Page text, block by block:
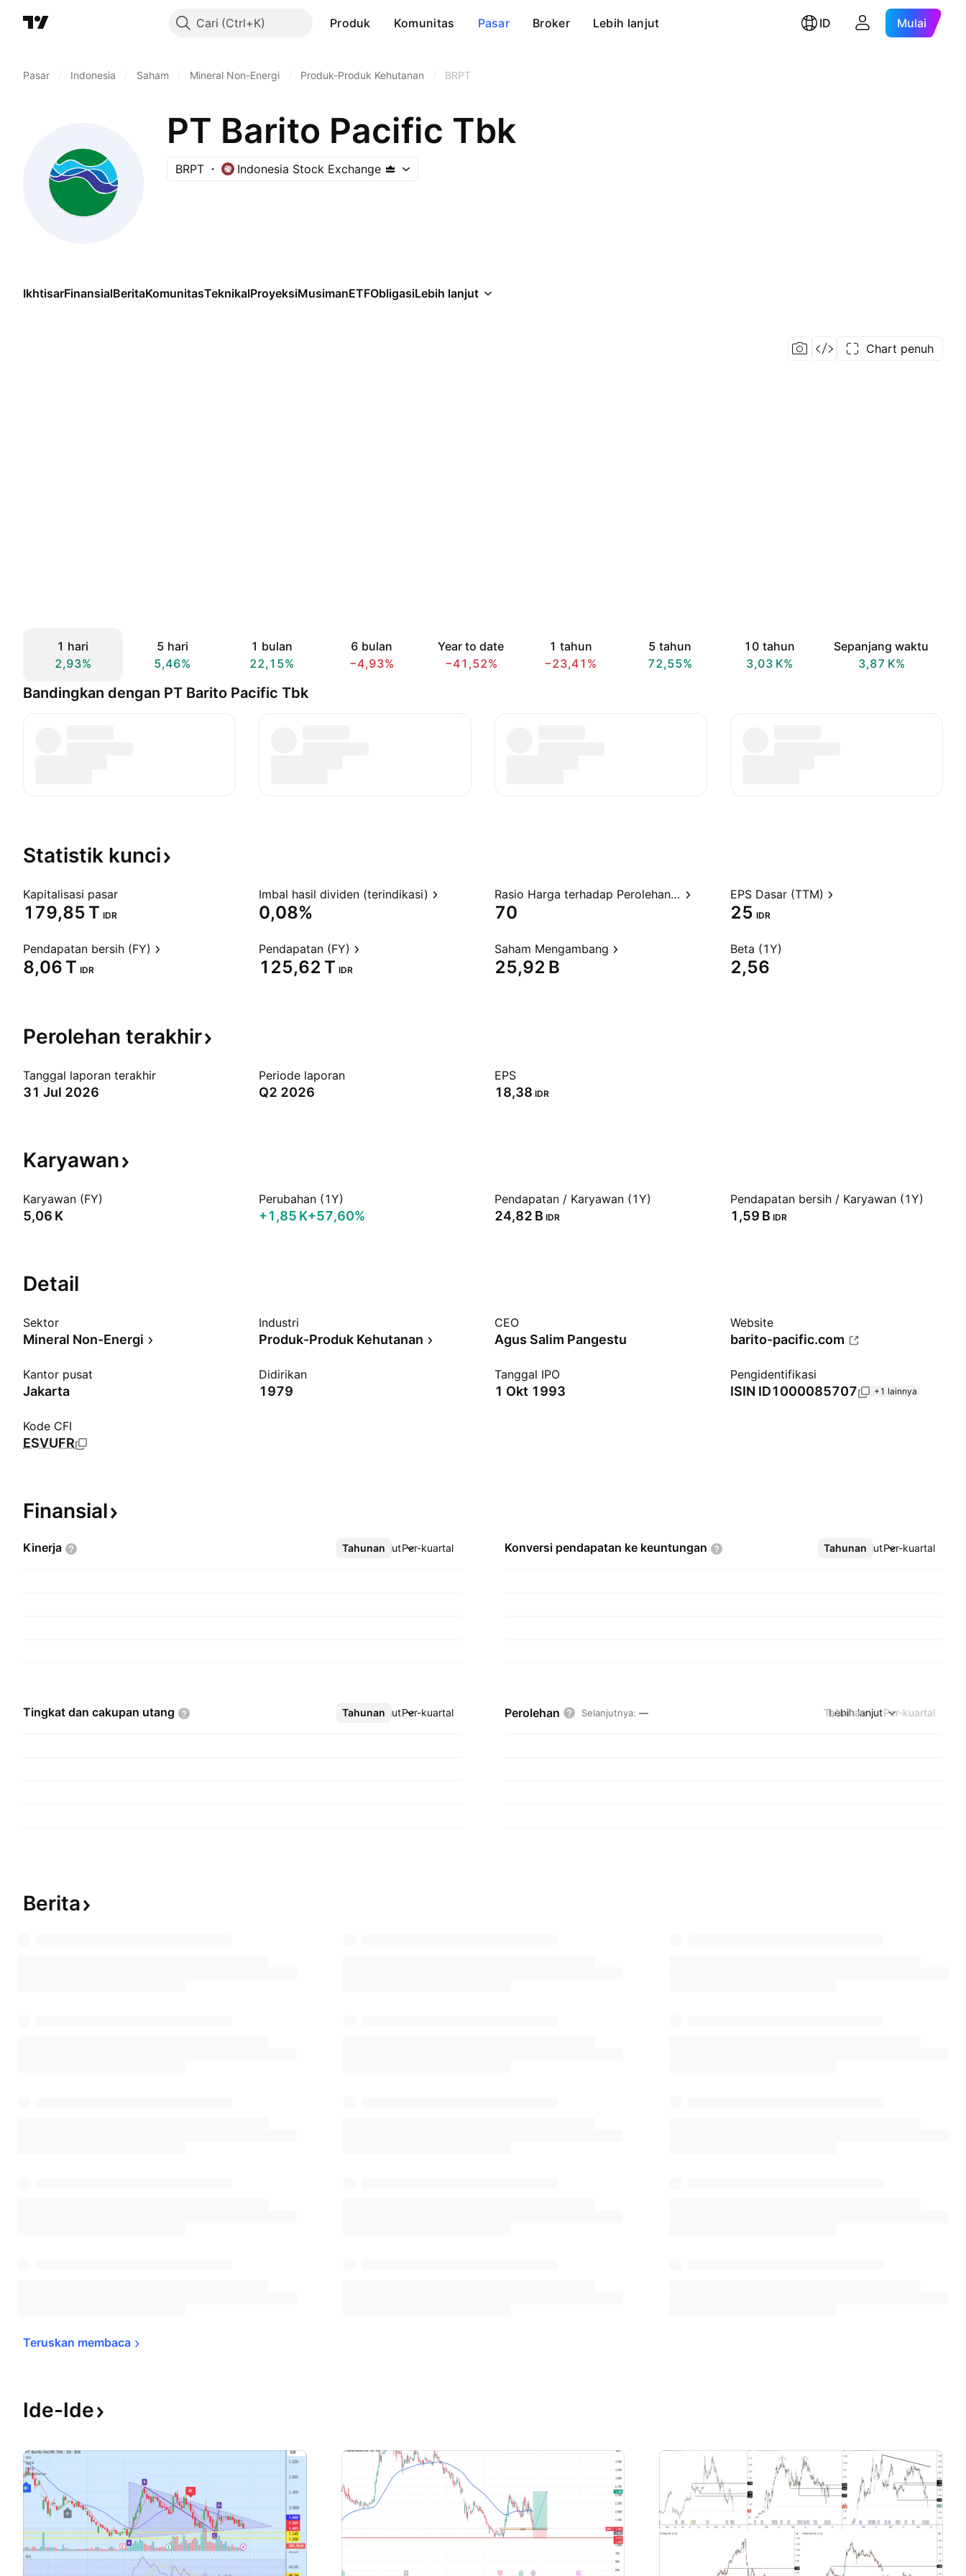
Cari Produk Komunitas Pasar Broker Lebih lanjut ID Mulai
Pasar Indonesia Saham Mineral Non-Energi Produk-Produk Kehutanan BRPT
PT Barito Pacific Tbk
BRPT Indonesia Stock Exchange
IkhtisarFinansialBeritaKomunitasTeknikalProyeksiMusimanETFObligasiLebih lanjut
Chart penuh
1 hari
2,93%
5 hari
5,46%
1 bulan
22,15%
6 bulan
−4,93%
Year to date
−41,52%
1 tahun
−23,41%
5 tahun
72,55%
10 tahun
‪3,03 K‬%
Sepanjang waktu
‪3,87 K‬%
Bandingkan dengan PT Barito Pacific Tbk
Statistik kunci
Kapitalisasi pasar
‪179,85 T‬ IDR
Imbal hasil dividen (terindikasi)
0,08%
Rasio Harga terhadap Perolehan (TTM)
70
EPS Dasar (TTM)
25 IDR
Pendapatan bersih (FY)
‪8,06 T‬ IDR
Pendapatan (FY)
‪125,62 T‬ IDR
Saham Mengambang
‪25,92 B‬
Beta (1Y)
2,56
Perolehan terakhir
Tanggal laporan terakhir
31 Jul 2026
Periode laporan
Q2 2026
EPS
18,38 IDR
Karyawan
Karyawan (FY)
‪5,06 K‬
Perubahan (1Y)
‪+1,85 K‬+57,60%
Pendapatan / Karyawan (1Y)
‪24,82 B‬ IDR
Pendapatan bersih / Karyawan (1Y)
‪1,59 B‬ IDR
Detail
Sektor
Mineral Non-Energi
Industri
Produk-Produk Kehutanan
CEO
Agus Salim Pangestu
Website
barito-pacific.com
Kantor pusat
Jakarta
Didirikan
1979
Tanggal IPO
1 Okt 1993
Pengidentifikasi
ISIN ID1000085707 +1 lainnya
Kode CFI
ESVUFR
Finansial
Kinerja Tahunan Per-kuartal
Lebih lanjut Konversi pendapatan ke keuntungan Tahunan Per-kuartal
Lebih lanjut
Tingkat dan cakupan utang Tahunan Per-kuartal
Lebih lanjut Perolehan Selanjutnya: — Tahunan Per-kuartal
Lebih lanjut
Berita
Teruskan membaca
Ide-Ide